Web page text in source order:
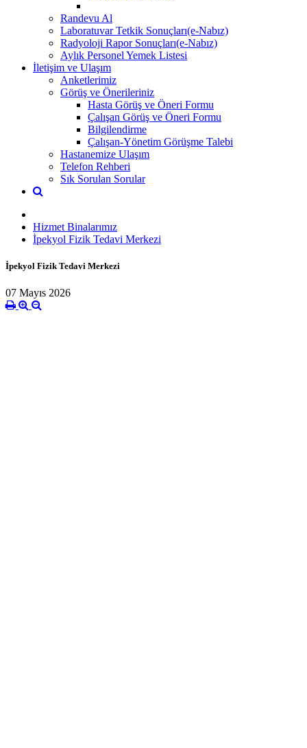
Randevu Al
Laboratuvar Tetkik Sonuçları(e-Nabız)
Radyoloji Rapor Sonuçları(e-Nabız)
Aylık Personel Yemek Listesi
İletişim ve Ulaşım
Anketlerimiz
Görüş ve Önerileriniz
Hasta Görüş ve Öneri Formu
Çalışan Görüş ve Öneri Formu
Bilgilendirme
Çalışan-Yönetim Görüşme Talebi
Hastanemize Ulaşım
Telefon Rehberi
Sık Sorulan Sorular
Hizmet Binalarımız
İpekyol Fizik Tedavi Merkezi
İpekyol Fizik Tedavi Merkezi
07 Mayıs 2026